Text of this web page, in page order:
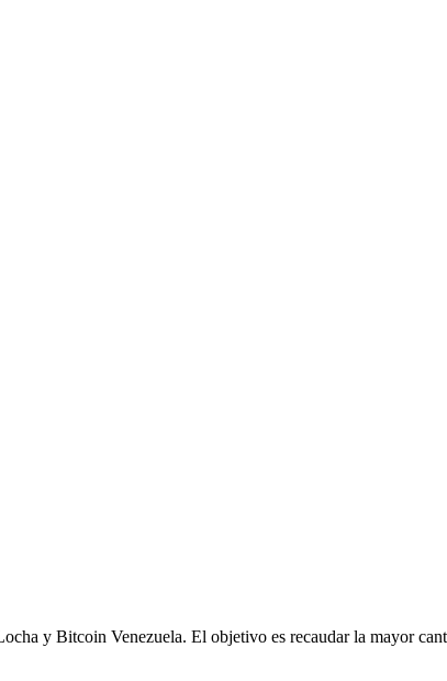
y Bitcoin Venezuela. El objetivo es recaudar la mayor